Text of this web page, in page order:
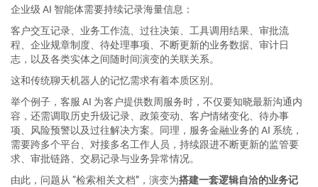
企业级 AI 智能体需要持续记录海量信息：
客户交互记录、业务工作流、过往决策、工具调用结果、审批流
程、企业规章制度、待处理事项、不断更新的业务数据、审计日
志，以及各类实体之间随时间演变的关联关系。
这和传统聊天机器人的记忆需求有着本质区别。
举个例子，客服 AI 为客户提供数周服务时，不仅要知晓最新沟通内
容，还需调取历史升级记录、政策变动、客户情绪变化、待办事
项、风险预警以及过往解决方案。同理，服务金融业务的 AI 系统，
需要跨多个平台、对接多名工作人员，持续跟进不断更新的监管要
求、审批链路、交易记录与业务异常情况。
由此，问题从 “检索相关文档”，演变为搭建一套逻辑自洽的业务记